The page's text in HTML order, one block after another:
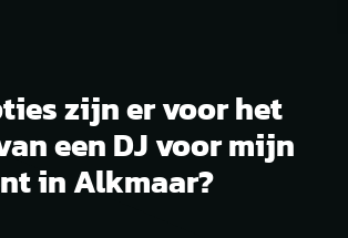
zijn er voor het
een DJ voor mijn
in Alkmaar?